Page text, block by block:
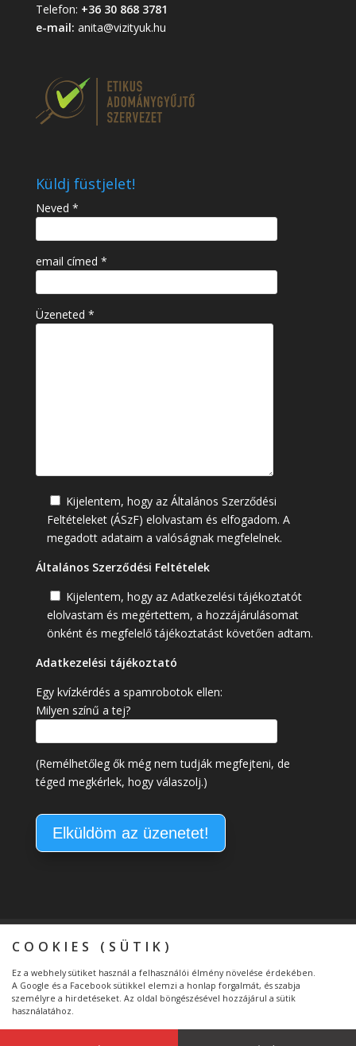
COOKIES (SÜTIK)
Ez a webhely sütiket használ a felhasználói élmény növelése érdekében.
A Google és a Facebook sütikkel elemzi a honlap forgalmát, és szabja
személyre a hirdetéseket. Az oldal böngészésével hozzájárul a sütik
használatához.
Telefon: +36 30 868 3781
e-mail: anita@vizityuk.hu
Küldj füstjelet!
Neved *
email címed *
Üzeneted *
Kijelentem, hogy az Általános Szerződési
Feltételeket (ÁSzF) elolvastam és elfogadom. A
megadott adataim a valóságnak megfelelnek.
Általános Szerződési Feltételek
Kijelentem, hogy az Adatkezelési tájékoztatót
elolvastam és megértettem, a hozzájárulásomat
önként és megfelelő tájékoztatást követően adtam.
Adatkezelési tájékoztató
Egy kvízkérdés a spamrobotok ellen:
Milyen színű a tej?
(Remélhetőleg ők még nem tudják megfejteni, de
téged megkérlek, hogy válaszolj.)
Kapcsolat
Általános Szerződési Feltételek
Átláthatóság – Etikus Adománygyűjtő
Szervezet